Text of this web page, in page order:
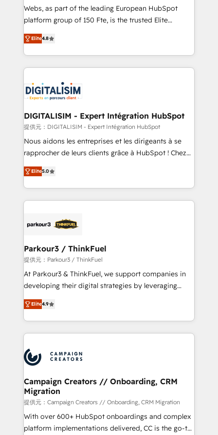
HubSpot pros 📊 Lead generation services using
HubSpot Why us? - SIX HubSpot Accreditations -
CRM, Solutions Architecture, Onboarding , Data
Migration, Custom Integration & Platform
team of 25+ experts Contact us today to help you
get more from your investment in HubSpot.
Webs, as part of the leading European HubSpot
platform group of 150 Fte, is the trusted Elite
HubSpot CRM Partner offering you a roadmap on
maximizing EBITDA and achieving Commercial
Excellence. With our targeted processes, we
strengthen your digital transformation and minimize
Implementation partner, we provide expertise to
drive your business forward. Since 2015 we are fully
dedicated to HubSpot and with an experienced
team (50+), we work with reputable companies in
B2B sectors such as manufacturing, SaaS and
business services. We prepare a customized
impact of your digital transformation, including a
detailed financial rationale with a focus on ROI and
embark on a transformational journey that sets your
business up for long-term success. Unlock your
Elite4.8
DIGITALISIM - Expert Intégration HubSpot
提供元：DIGITALISIM - Expert Intégration HubSpot
Nous aidons les entreprises et les dirigeants à se
rapprocher de leurs clients grâce à HubSpot ! Chez
DIGITALISIM, nous avons l'intime conviction que la
réussite des entreprises passe par l’innovation web,
le marketing digital, et la relation client ! C'est
pourquoi, nos experts sont à la fois capables de
référencement, votre stratégie digitale et le pilotage
projet HubSpot avec DIGITALISIM : 🧽 Nettoyage,
migration et intégration des bases de données. 🚀
Développement des interfaces avec vos logiciels
métiers ⚙️ Configuration de la plateforme HubSpot
Book Process & Guidelines utilisateurs 🎓
Formations des utilisateurs
Elite5.0
Parkour3 / ThinkFuel
提供元：Parkour3 / ThinkFuel
At Parkour3 & ThinkFuel, we support companies in
developing their digital strategies by leveraging
technologies and automating their marketing and
sales processes to generate growth. Our offer spans
from Strategy to Operations. We specialize in CRM
onboarding and implementation, web design, sales
extensive experience working with tech companies
and manufacturers since 2002, we are committed to
empowering our clients and developing their
autonomy. Get to grips with HubSpot through
guided implementation and seamless integration of
the CRM platform into your digital ecosystem. Would
you like support in deploying your inbound
Elite4.9
Campaign Creators // Onboarding, CRM
Migration
提供元：Campaign Creators // Onboarding, CRM Migration
With over 600+ HubSpot onboardings and complex
platform implementations delivered, CC is the go-to